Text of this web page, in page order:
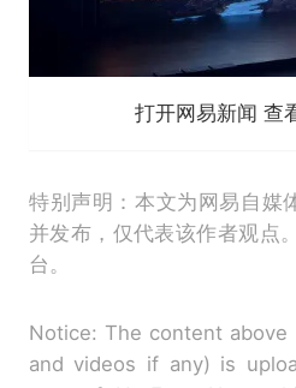
打开网易新闻 查
特别声明：本文为网易自媒
并发布，仅代表该作者观点
台。
Notice: The content
and videos if any) is